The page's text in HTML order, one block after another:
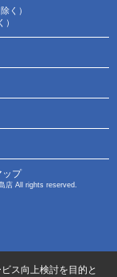
く）
ップ
All rights reserved.
ス向上検討を目的と